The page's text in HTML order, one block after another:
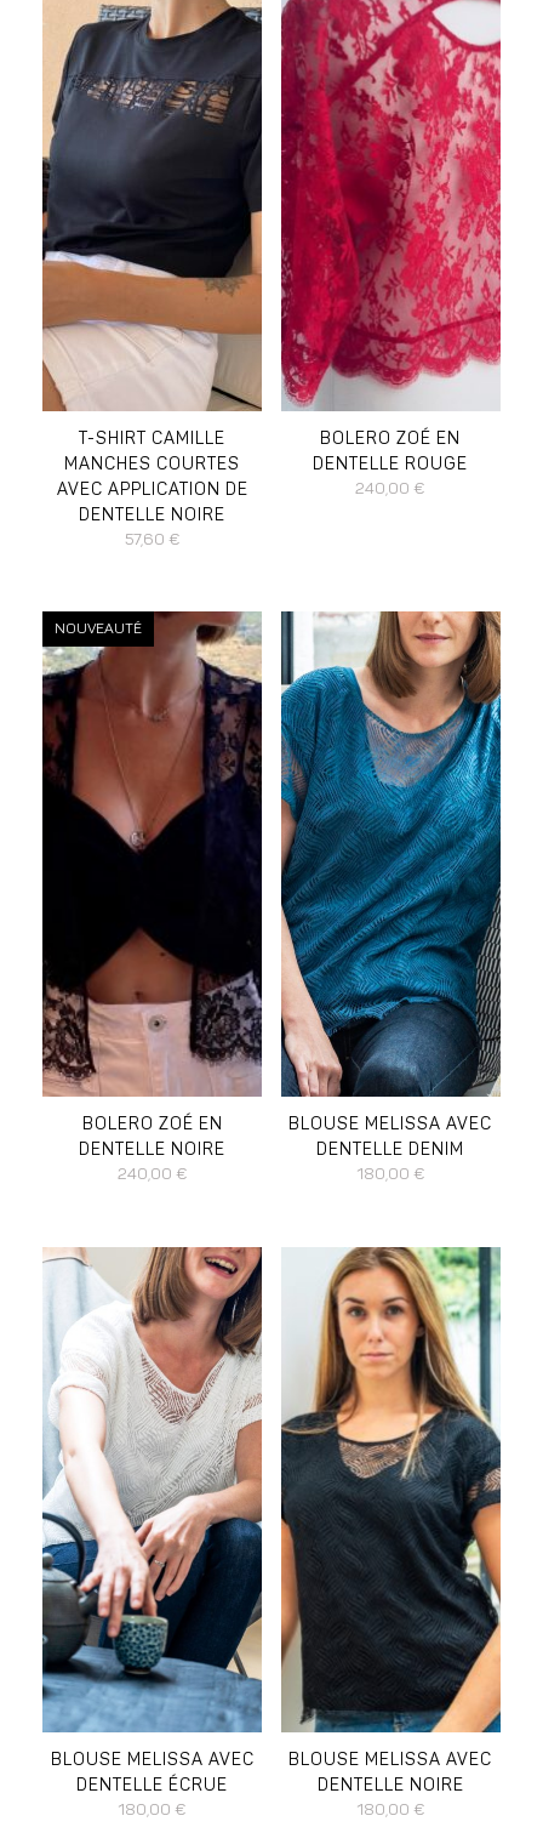
DISPONIBLE EN :
T-SHIRT CAMILLE
MANCHES COURTES
AVEC APPLICATION DE
DENTELLE NOIRE
57,60 €
DISPONIBLE EN :
S M L
BOLERO ZOÉ EN
DENTELLE ROUGE
240,00€
NOUVEAUTÉ
DISPONIBLE EN :
L M S
BOLERO ZOÉ EN
DENTELLE NOIRE
240,00 €
DISPONIBLE EN :
L M S XL
BLOUSE MELISSA AVEC
DENTELLE DENIM
180,00 €
DISPONIBLE EN :
M
BLOUSE MELISSA AVEC
DENTELLE ÉCRUE
180,00€
DISPONIBLE EN :
L M S XL
BLOUSE MELISSA AVEC
DENTELLE NOIRE
180,00 €